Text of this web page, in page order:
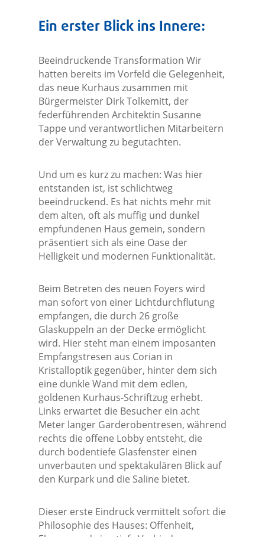
Ein erster Blick ins Innere:
Beeindruckende Transformation Wir
hatten bereits im Vorfeld die Gelegenheit,
das neue Kurhaus zusammen mit
Bürgermeister Dirk Tolkemitt, der
federführenden Architektin Susanne
Tappe und verantwortlichen Mitarbeitern
der Verwaltung zu begutachten.
Und um es kurz zu machen: Was hier
entstanden ist, ist schlichtweg
beeindruckend. Es hat nichts mehr mit
dem alten, oft als muffig und dunkel
empfundenen Haus gemein, sondern
präsentiert sich als eine Oase der
Helligkeit und modernen Funktionalität.
Beim Betreten des neuen Foyers wird
man sofort von einer Lichtdurchflutung
empfangen, die durch 26 große
Glaskuppeln an der Decke ermöglicht
wird. Hier steht man einem imposanten
Empfangstresen aus Corian in
Kristalloptik gegenüber, hinter dem sich
eine dunkle Wand mit dem edlen,
goldenen Kurhaus-Schriftzug erhebt.
Links erwartet die Besucher ein acht
Meter langer Garderobentresen, während
rechts die offene Lobby entsteht, die
durch bodentiefe Glasfenster einen
unverbauten und spektakulären Blick auf
den Kurpark und die Saline bietet.
Dieser erste Eindruck vermittelt sofort die
Philosophie des Hauses: Offenheit,